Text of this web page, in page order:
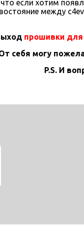
если хотим
между
прошивки для
себя могу
P.S. И